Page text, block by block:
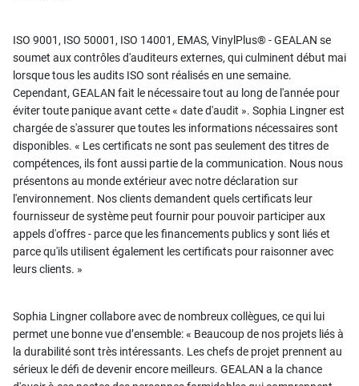
ISO 9001, ISO 50001, ISO 14001, EMAS, VinylPlus® - GEALAN se
soumet aux contrôles d'auditeurs externes, qui culminent début mai
lorsque tous les audits ISO sont réalisés en une semaine.
Cependant, GEALAN fait le nécessaire tout au long de l'année pour
éviter toute panique avant cette « date d'audit ». Sophia Lingner est
chargée de s'assurer que toutes les informations nécessaires sont
disponibles. « Les certificats ne sont pas seulement des titres de
compétences, ils font aussi partie de la communication. Nous nous
présentons au monde extérieur avec notre déclaration sur
l'environnement. Nos clients demandent quels certificats leur
fournisseur de système peut fournir pour pouvoir participer aux
appels d'offres - parce que les financements publics y sont liés et
parce qu'ils utilisent également les certificats pour raisonner avec
leurs clients. »
Sophia Lingner collabore avec de nombreux collègues, ce qui lui
permet une bonne vue d’ensemble: « Beaucoup de nos projets liés à
la durabilité sont très intéressants. Les chefs de projet prennent au
sérieux le défi de devenir encore meilleurs. GEALAN a la chance